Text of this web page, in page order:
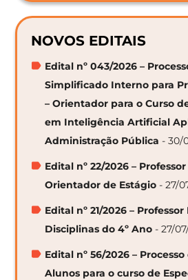
NOVOS EDITAIS
Edital nº 043/2026 –
Simplificado Interno para
– Orientador para o Curso
em Inteligência Artificial
Administração Pública - 30/
Edital nº 22/2026 –
Orientador de Estágio - 27/
Edital nº 21/2026 –
Disciplinas do 4º Ano - 27/
Edital nº 56/2026 –
Alunos para o curso de